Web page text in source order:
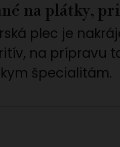
na plátky,
plec je
na prípravu
špecialitám.